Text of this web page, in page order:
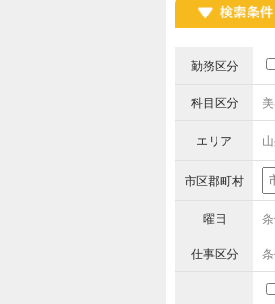
勤務区分
科目区分
エリア
市区郡町村
曜日
仕事区分